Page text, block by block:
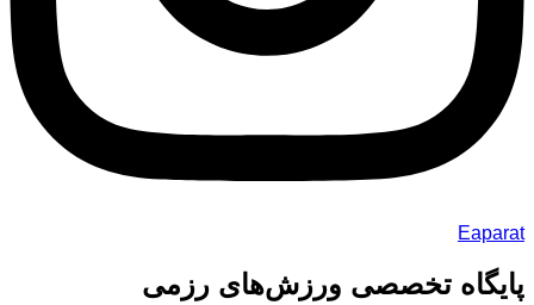
Eaparat
پایگاه تخصصی ورزش‌های رزمی